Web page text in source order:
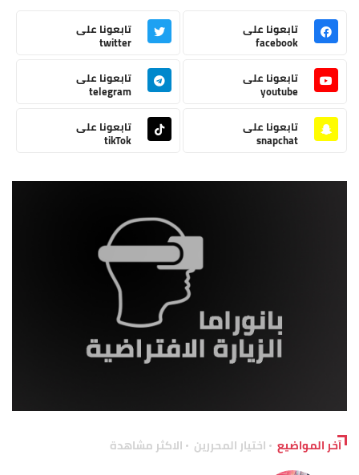
تابعونا على
facebook
تابعونا على
twitter
تابعونا على
youtube
تابعونا على
telegram
تابعونا على
snapchat
تابعونا على
tikTok
آخر المواضيع اختيار المحررين الاكثر مشاهدة